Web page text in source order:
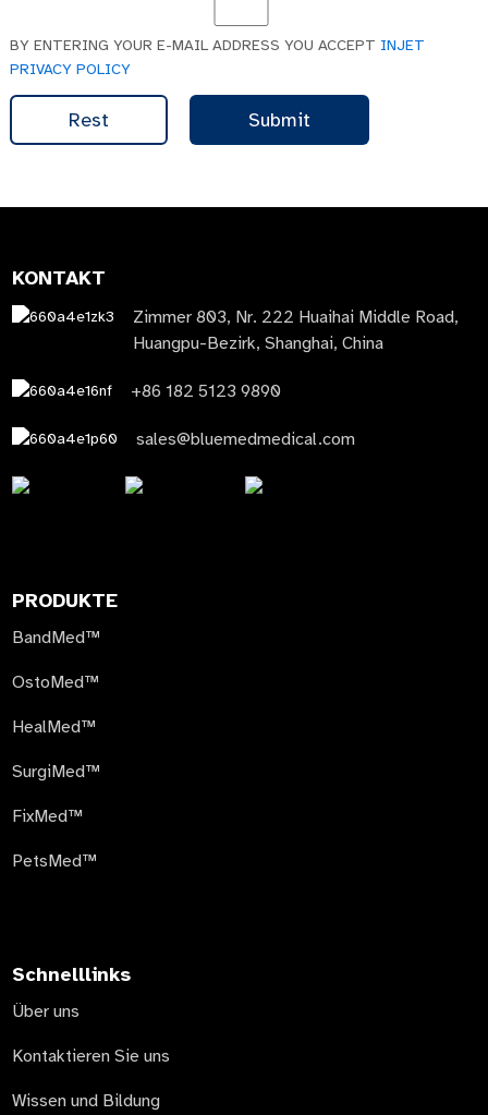
BY ENTERING YOUR E-MAIL ADDRESS YOU ACCEPT INJET
PRIVACY POLICY
Rest Submit
KONTAKT
Zimmer 803, Nr. 222 Huaihai Middle Road,
Huangpu-Bezirk, Shanghai, China
+86 182 5123 9890
sales@bluemedmedical.com
PRODUKTE
BandMed™
OstoMed™
HealMed™
SurgiMed™
FixMed™
PetsMed™
Schnelllinks
Über uns
Kontaktieren Sie uns
Wissen und Bildung